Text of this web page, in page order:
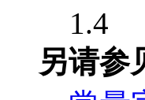
1.4
另请参